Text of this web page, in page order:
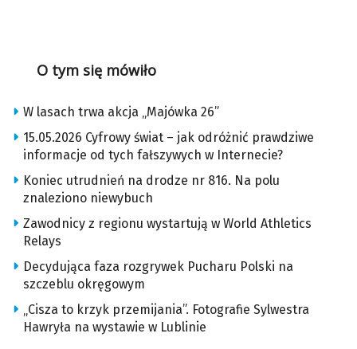
O tym się mówiło
W lasach trwa akcja „Majówka 26”
15.05.2026 Cyfrowy świat – jak odróżnić prawdziwe
informacje od tych fałszywych w Internecie?
Koniec utrudnień na drodze nr 816. Na polu
znaleziono niewybuch
Zawodnicy z regionu wystartują w World Athletics
Relays
Decydująca faza rozgrywek Pucharu Polski na
szczeblu okręgowym
„Cisza to krzyk przemijania”. Fotografie Sylwestra
Hawryła na wystawie w Lublinie